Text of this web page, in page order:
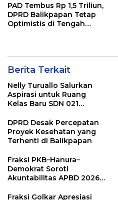
PAD Tembus Rp 1,5 Triliun,
DPRD Balikpapan Tetap
Optimistis di Tengah
Berita Terkait
Nelly Turuallo Salurkan
Aspirasi untuk Ruang
Kelas Baru SDN 021
DPRD Desak Percepatan
Proyek Kesehatan yang
Terhenti di Balikpapan
Fraksi PKB–Hanura–
Demokrat Soroti
Akuntabilitas APBD 2026
Pengawasan Belanja
Fraksi Golkar Apresiasi